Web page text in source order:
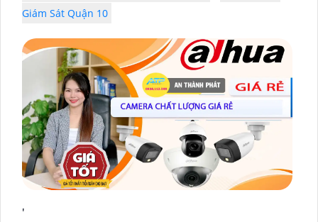
Giám Sát Quận 10
'